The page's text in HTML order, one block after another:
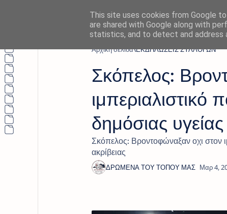
Αρχική σελίδα ΕΚΔΗΛΩΣΕΙΣ ΣΥΛΛΟΓΩΝ
Σκόπελος:
ιμπεριαλιστικό
δημόσιας
Σκόπελος: Βροντοφώναξαν οχι στον
ακρίβειας
This site uses cookies from Google
are shared with Google along with
statistics, and to detect and address